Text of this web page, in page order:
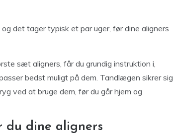
det tager typisk et par uger, før dine aligners
sæt aligners, får du grundig instruktion i,
bedst muligt på dem. Tandlægen sikrer sig
ved at bruge dem, før du går hjem og
du dine aligners